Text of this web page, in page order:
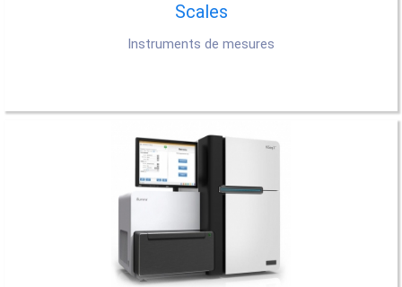
Scales
Instruments de mesures